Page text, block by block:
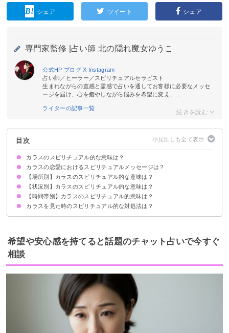
シェア ツイート シェア
専門家監修 | 占い師 北の隠れ魔女ゆうこ
公式HP ブログX Instagram
占い師／ヒーラー／スピリチュアルセラピスト
生まれながらの直感と霊感で占いを通してお客様に必要なメッセ
ージを届け、心を癒やしながら悩みを希望に変え、...
ライターの記事一覧
目次
カラスのスピリチュアル的な意味は？
①神様のメッセンジャー
②幸運を告げる鳥
③知恵や閃きを授ける
④魔除け・邪気払い
⑤あの世とこの世を繋ぐもの
状況によって意味が決まる
カラスの恋愛におけるスピリチュアルメッセージは？
1羽のカラスを見たら恋愛運の上昇
2羽のカラスを見たらパートナーとの関係が順調なサイン
カラスの大群を見たら恋愛運の低下
【場所別】カラスのスピリチュアル的な意味は？
カラスが家に来るスピリチュアル的意味
カラスがベランダに来る時のスピリチュアル的意味
カラスが庭に来る時のスピリチュアル的意味
お墓参りでカラスを見る時のスピリチュアル的意味
カラスが神社・お寺に来る時のスピリチュアル的意味
カラスが屋根の上に来る時のスピリチュアル的意味
【状況別】カラスのスピリチュアル的な意味は？
カラスが頭の上を通るスピリチュアル的意味
カラスが水浴びしている時のスピリチュアル的意味
カラスに襲われる時のスピリチュアル的意味
カラスが近寄ってくる時のスピリチュアル的意味
カラスの鳴き声が大きな時のスピリチュアル的意味
カラスが目の前に現れる時のスピリチュアル的意味
カラスが喧嘩している時のスピリチュアル的意味
カラスが窓にぶつかる時のスピリチュアル的意味
【時間帯別】カラスのスピリチュアル的意味は？
朝にカラスを見るスピリチュアル的意味
昼にカラスを見るスピリチュアル的意味
夜にカラスを見るスピリチュアル的意味
カラスを見た時のスピリチュアル的な対処法は？
メッセージを受け取り生活に活かす
無理に追い払おうとしない
希望や安心感を持てると話題のチャット占いで今すぐ
相談